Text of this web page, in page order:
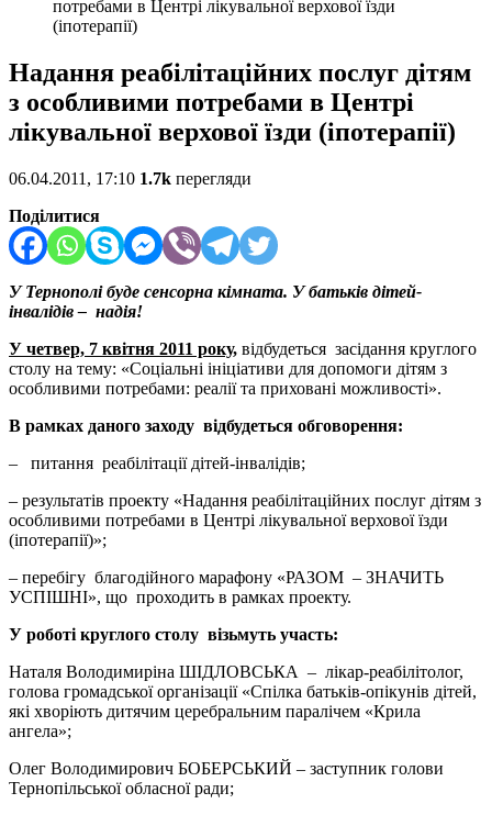
потребами в Центрі лікувальної верхової їзди
(іпотерапії)
Надання реабілітаційних послуг дітям
з особливими потребами в Центрі
лікувальної верхової їзди (іпотерапії)
06.04.2011, 17:10 1.7k перегляди
Поділитися
У Тернополі буде сенсорна кімната. У батьків дітей-
інвалідів – надія!
У четвер, 7 квітня 2011 року, відбудеться засідання круглого
столу на тему: «Соціальні ініціативи для допомоги дітям з
особливими потребами: реалії та приховані можливості».
В рамках даного заходу відбудеться обговорення:
– питання реабілітації дітей-інвалідів;
– результатів проекту «Надання реабілітаційних послуг дітям з
особливими потребами в Центрі лікувальної верхової їзди
(іпотерапії)»;
– перебігу благодійного марафону «РАЗОМ – ЗНАЧИТЬ
УСПІШНІ», що проходить в рамках проекту.
У роботі круглого столу візьмуть участь:
Наталя Володимиріна ШІДЛОВСЬКА – лікар-реабілітолог,
голова громадської організації «Спілка батьків-опікунів дітей,
які хворіють дитячим церебральним паралічем «Крила
ангела»;
Олег Володимирович БОБЕРСЬКИЙ – заступник голови
Тернопільської обласної ради;